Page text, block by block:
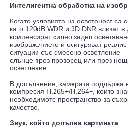
Интелигентна обработка на
Когато условията на осветеност са
като 120dB WDR и 3D DNR влизат в
компенсират силно задно
изображението и осигуряват
ситуации със смесено осветление
слънце през прозорец или през
осветление.
В допълнение, камерата поддържа
компресия H.265+/H.264+, които
необходимото пространство за
качество.
Звук, който допълва картината